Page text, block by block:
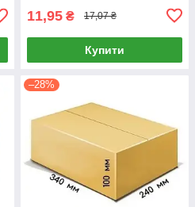
11,95 ₴ 17,07 ₴
Купити
–28%